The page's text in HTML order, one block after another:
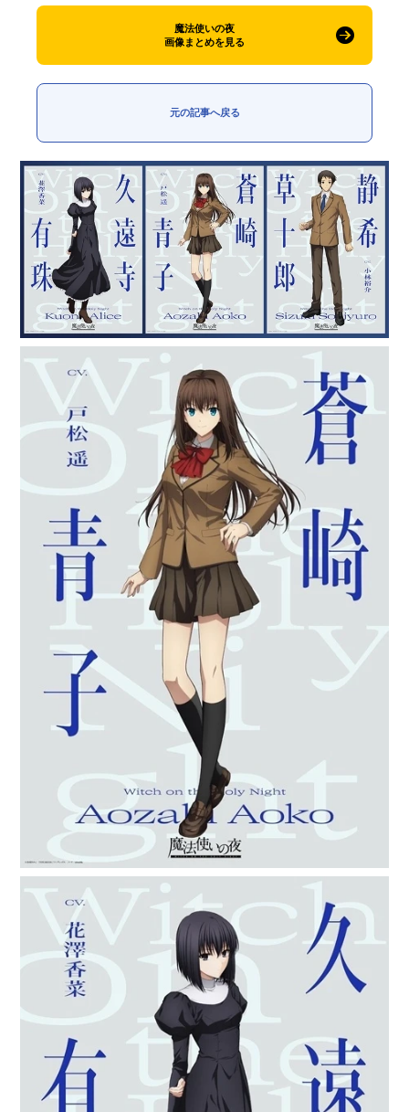
魔法使いの夜
画像まとめを見る
元の記事へ戻る